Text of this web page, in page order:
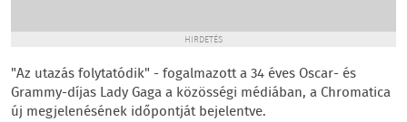
HIRDETÉS
"Az utazás folytatódik" - fogalmazott a 34 éves Oscar- és
Grammy-díjas Lady Gaga a közösségi médiában, a Chromatica
új megjelenésének időpontját bejelentve.